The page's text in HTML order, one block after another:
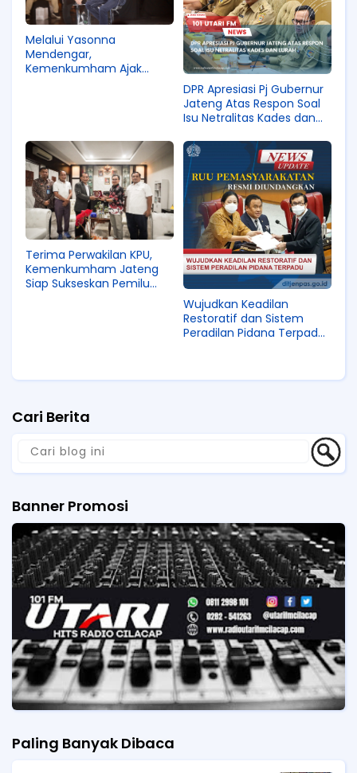
Melalui Yasonna
Mendengar,
Kemenkumham Ajak
DPR Apresiasi Pj Gubernur
Jateng Atas Respon Soal
Isu Netralitas Kades dan
Terima Perwakilan KPU,
Kemenkumham Jateng
Siap Sukseskan Pemilu
Wujudkan Keadilan
Restoratif dan Sistem
Peradilan Pidana Terpadu,
Cari Berita
Banner Promosi
Paling Banyak Dibaca